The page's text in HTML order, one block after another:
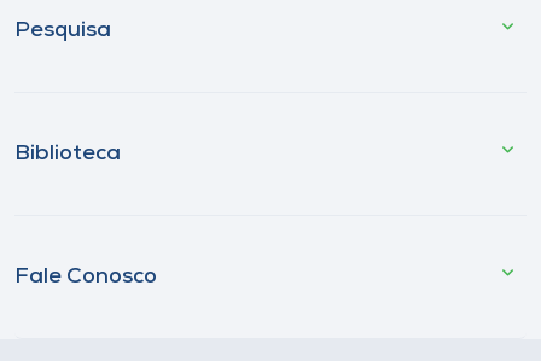
Pesquisa
Biblioteca
Fale Conosco